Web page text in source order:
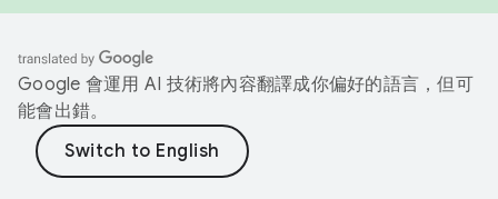
Google 會運用 AI 技術將內容翻譯成你偏好的語言，但可
能會出錯。